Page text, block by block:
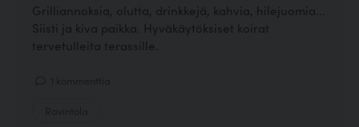
Grilliannoksia, olutta, drinkkejä, kahvia, hilejuomia...
Siisti ja kiva paikka. Hyväkäytöksiset koirat
tervetulleita terassille.